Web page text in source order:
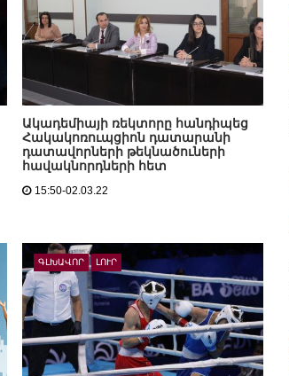
Ակադեմիայի ռեկտորը հանդիպեց
Հակակոռուպցիոն դատարանի
դատավորների թեկնածուների
հավակնորդների հետ
15:50-02.03.22
ԳԼԽԱՎՈՐ ԼՈՒՐ